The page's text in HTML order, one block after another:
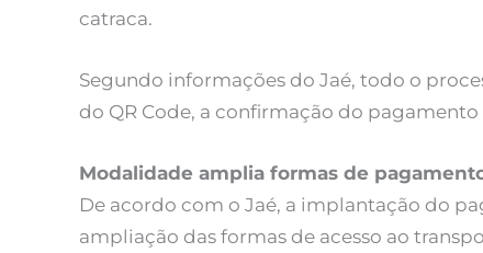
catraca.
Segundo informações do Jaé, todo o
do QR Code, a confirmação do
Modalidade amplia formas de
De acordo com o Jaé, a implantação do
ampliação das formas de acesso ao